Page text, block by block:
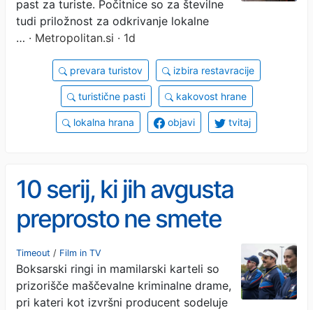
izogniti, pravijo
strokovnjaki
past za turiste. Počitnice so za številne
tudi priložnost za odkrivanje lokalne
… · Metropolitan.si · 1d
prevara turistov izbira restavracije
turistične pasti kakovost hrane
lokalna hrana objavi tvitaj
10 serij, ki jih avgusta
preprosto ne smete
zamuditi
Timeout / Film in TV
Boksarski ringi in mamilarski karteli so
prizorišče maščevalne kriminalne drame,
pri kateri kot izvršni producent sodeluje